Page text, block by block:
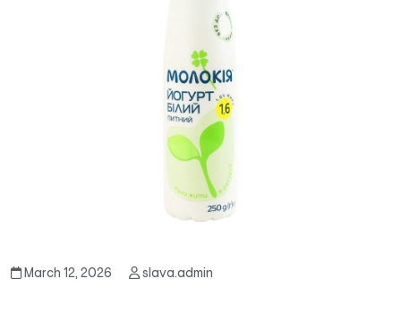
March 12, 2026 slava.admin